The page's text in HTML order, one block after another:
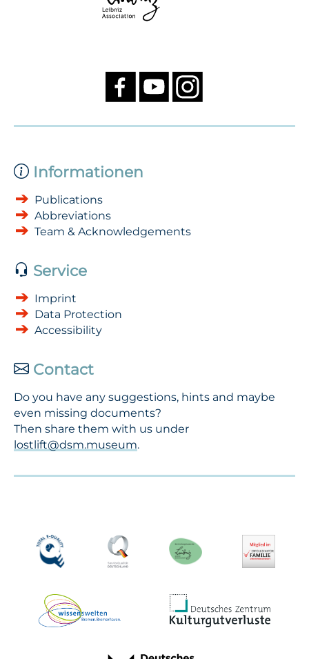
Informationen
Publications
Abbreviations
Team & Acknowledgements
Service
Imprint
Data Protection
Accessibility
Contact
Do you have any suggestions, hints and maybe
even missing documents?
Then share them with us under
lostlift@dsm.museum.